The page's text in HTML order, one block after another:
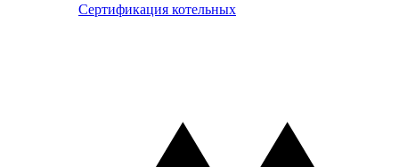
Сертификация котельных